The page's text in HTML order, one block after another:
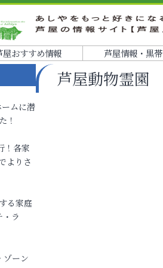
屋おすすめ情報 芦屋情報・黒帯
芦屋動物霊園
ムに潜
！
！各家
よりさ
る家庭
ラ
ゾーン